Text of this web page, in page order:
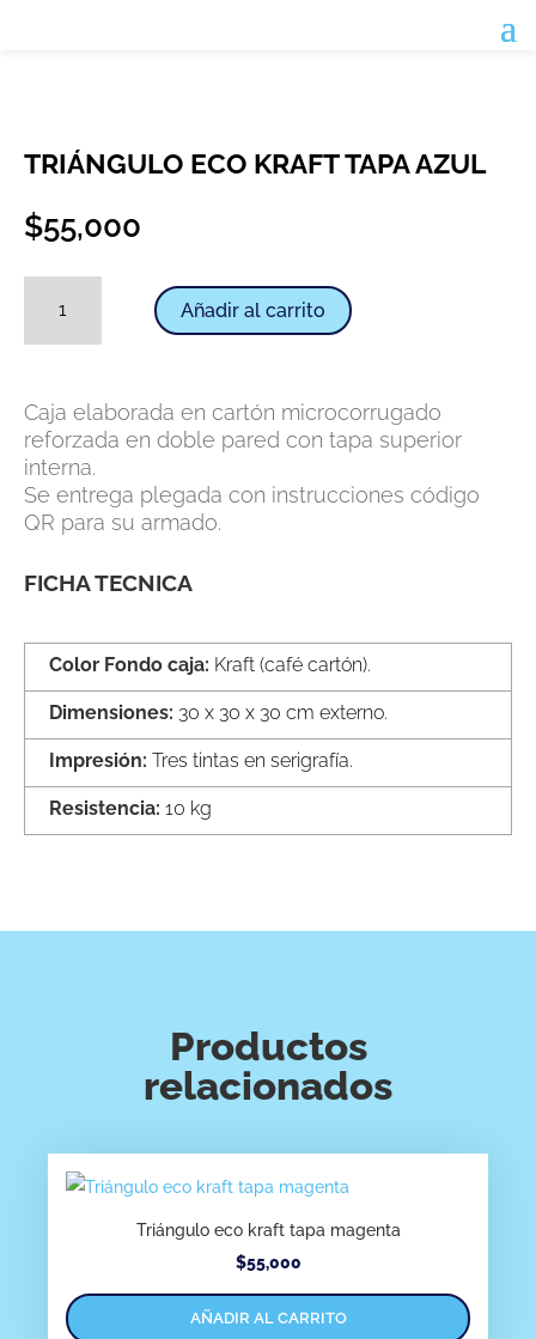
TRIÁNGULO ECO KRAFT TAPA AZUL
$55,000
kraft
cantidad
Añadir al carrito
Caja elaborada en cartón microcorrugado
reforzada en doble pared con tapa superior
interna.
Se entrega plegada con instrucciones código
QR para su armado.
FICHA TECNICA
Color Fondo caja: Kraft (café cartón).
Dimensiones: 30 x 30 x 30 cm externo.
Impresión: Tres tintas en serigrafía.
Resistencia: 10 kg
Productos
relacionados
Triángulo eco kraft tapa magenta
$55,000
AÑADIR AL CARRITO